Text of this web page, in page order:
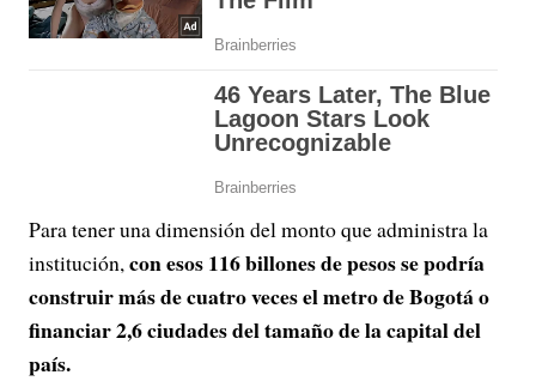
Para tener una dimensión del monto que administra la
institución,con esos 116 billones de pesos se podría
construir más de cuatro veces el metro de Bogotá o
financiar 2,6 ciudades del tamaño de la capital del
país.